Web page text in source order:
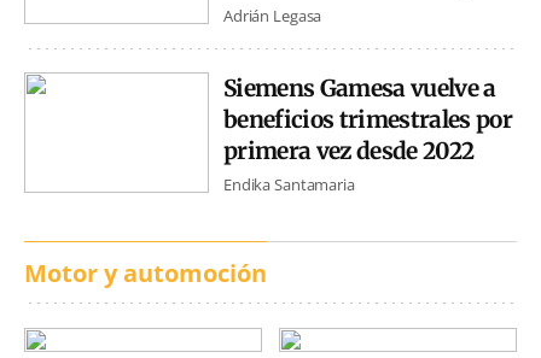
Adrián Legasa
Siemens Gamesa vuelve a
beneficios trimestrales por
primera vez desde 2022
Endika Santamaria
Motor y automoción